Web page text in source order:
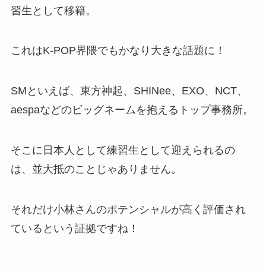
習生として移籍。
これはK-POP界隈でもかなり大きな話題に！
SMといえば、東方神起、SHINee、EXO、NCT、
aespaなどのビッグネームを抱えるトップ事務所。
そこに日本人として練習生として迎えられるの
は、並大抵のことじゃありません。
それだけ小林さんのポテンシャルが高く評価され
ているという証拠ですね！